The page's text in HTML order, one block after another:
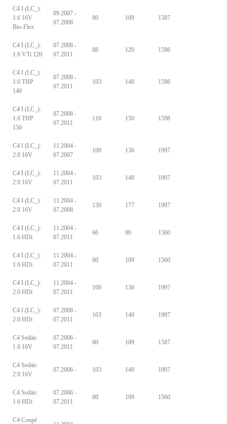
C4 I (LC_):
1.6 16V
Bio-Flex
09.2007 -
07.2008
80 109 1587
C4 I (LC_):
1.6 VTi 120
07.2008 -
07.2011
88 120 1598
C4 I (LC_):
1.6 THP
140
07.2008 -
07.2011
103 140 1598
C4 I (LC_):
1.6 THP
150
07.2008 -
07.2011
110 150 1598
C4 I (LC_):
2.0 16V
11.2004 -
07.2007
100 136 1997
C4 I (LC_):
2.0 16V
11.2004 -
07.2011
103 140 1997
C4 I (LC_):
2.0 16V
11.2004 -
07.2008
130 177 1997
C4 I (LC_):
1.6 HDi
11.2004 -
07.2011
66 90 1560
C4 I (LC_):
1.6 HDi
11.2004 -
07.2011
80 109 1560
C4 I (LC_):
2.0 HDi
11.2004 -
07.2011
100 136 1997
C4 I (LC_):
2.0 HDi
07.2008 -
07.2011
103 140 1997
C4 Sedán:
1.6 16V
07.2006 -
07.2011
80 109 1587
C4 Sedán:
2.0 16V
07.2006 - 103 140 1997
C4 Sedán:
1.6 HDi
07.2006 -
07.2011
80 109 1560
C4 Coupé